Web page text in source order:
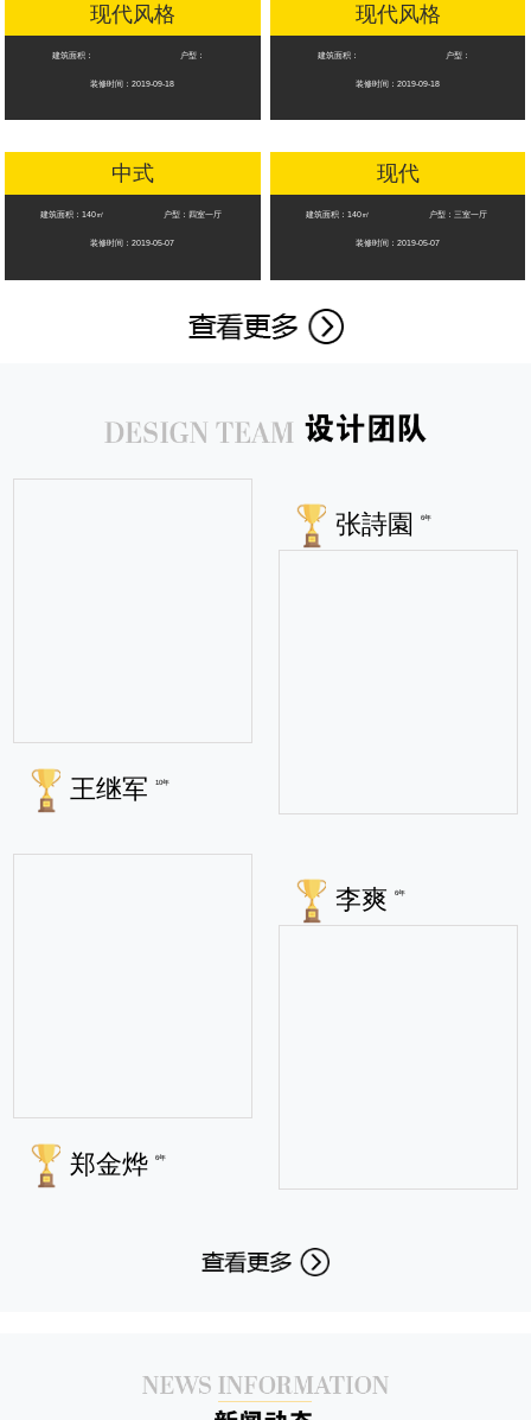
店内标准佩戴口罩定时杀毒，共抗疫情，防患于未
然，
专享量身定做设计
现代风格
建筑面积： 户型：
装修时间：2019-09-18
现代风格
建筑面积： 户型：
装修时间：2019-09-18
中式
建筑面积：140㎡ 户型：四室一厅
装修时间：2019-05-07
现代
建筑面积：140㎡ 户型：三室一厅
装修时间：2019-05-07
王继军 10年
张詩園 6年
郑金烨 6年
李爽 6年